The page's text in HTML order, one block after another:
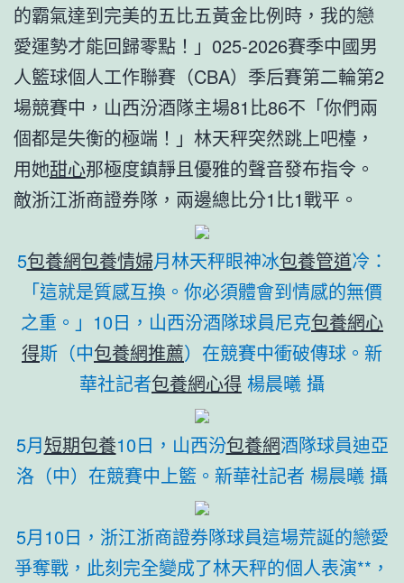
的霸氣達到完美的五比五黃金比例時，我的戀
愛運勢才能回歸零點！」025-2026賽季中國男
人籃球個人工作聯賽（CBA）季后賽第二輪第2
場競賽中，山西汾酒隊主場81比86不「你們兩
個都是失衡的極端！」林天秤突然跳上吧檯，
用她甜心那極度鎮靜且優雅的聲音發布指令。
敵浙江浙商證券隊，兩邊總比分1比1戰平。
5包養網包養情婦月林天秤眼神冰包養管道冷：
「這就是質感互換。你必須體會到情感的無價
之重。」10日，山西汾酒隊球員尼克包養網心
得斯（中包養網推薦）在競賽中衝破傳球。新
華社記者包養網心得 楊晨曦 攝
5月短期包養10日，山西汾包養網酒隊球員迪亞
洛（中）在競賽中上籃。新華社記者 楊晨曦 攝
5月10日，浙江浙商證券隊球員這場荒誕的戀愛
爭奪戰，此刻完全變成了林天秤的個人表演**，